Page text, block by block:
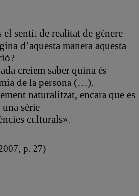
el sentit de realitat de gènere
d’aquesta manera aquesta
creiem saber quina és
de la persona (…).
naturalitzat, encara que es
una sèrie
culturals».
p. 27)